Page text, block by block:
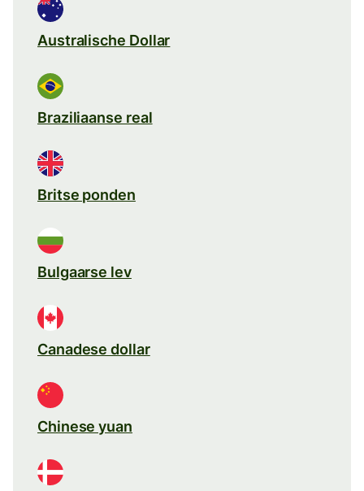
Australische Dollar
Braziliaanse real
Britse ponden
Bulgaarse lev
Canadese dollar
Chinese yuan